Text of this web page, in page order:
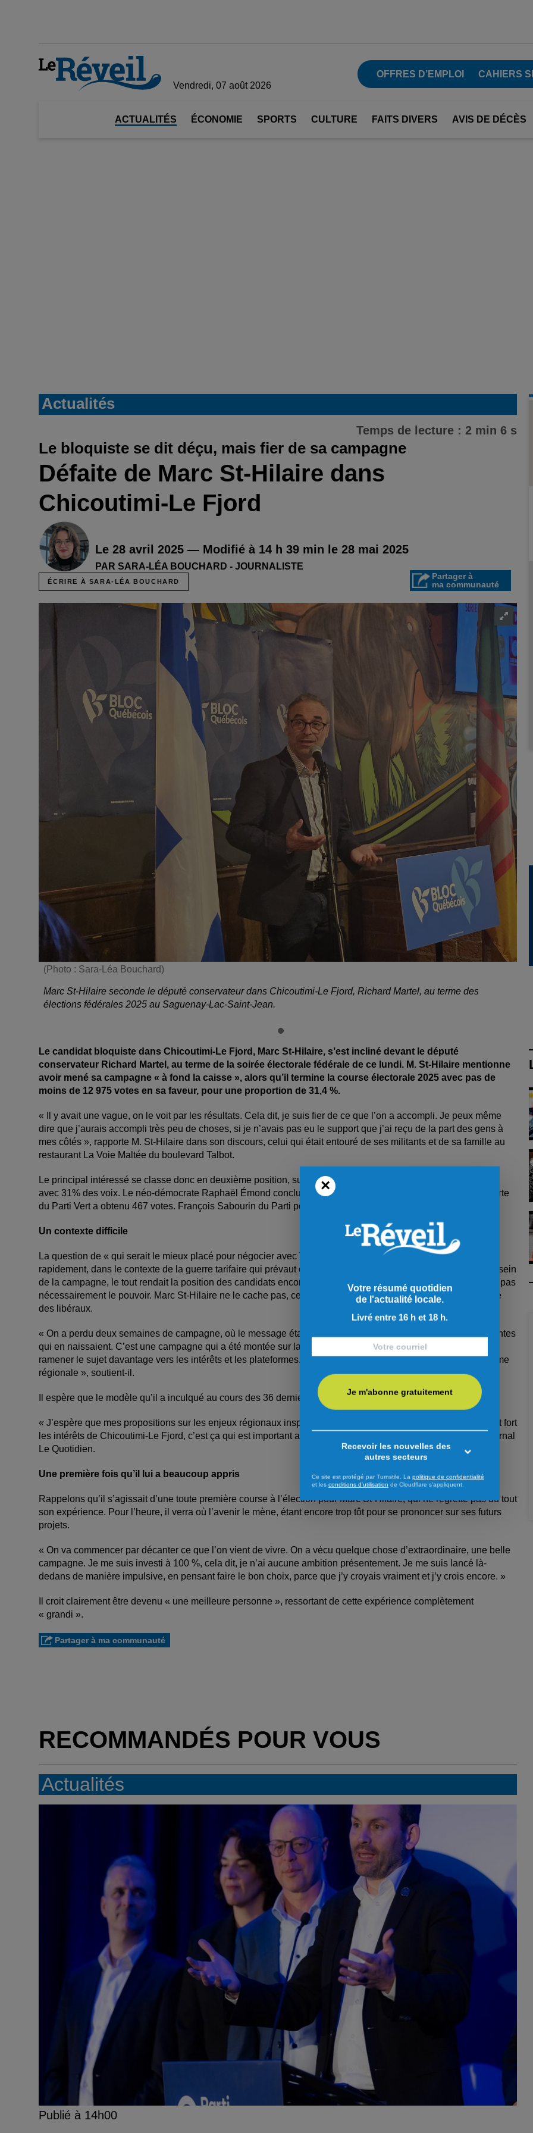
Vendredi, 07 août 2026
OFFRES D’EMPLOI CAHIERS
ACTUALITÉS ÉCONOMIE SPORTS CULTURE FAITS DIVERS AVIS DE DÉCÈS
Actualités
Temps de lecture : 2 min 6 s
Le bloquiste se dit déçu, mais fier de sa campagne
Défaite de Marc St-Hilaire dans
Chicoutimi-Le Fjord
Le 28 avril 2025 — Modifié à 14 h 39 min le 28 mai 2025
PAR SARA-LÉA BOUCHARD - JOURNALISTE
ÉCRIRE À SARA-LÉA BOUCHARD
Partager à
ma communauté
(Photo : Sara-Léa Bouchard)
Marc St-Hilaire seconde le député conservateur dans Chicoutimi-Le Fjord, Richard Martel, au terme des
élections fédérales 2025 au Saguenay-Lac-Saint-Jean.
Le candidat bloquiste dans Chicoutimi-Le Fjord, Marc St-Hilaire, s’est incliné devant le député
conservateur Richard Martel, au terme de la soirée électorale fédérale de ce lundi. M. St-Hilaire mentionne
avoir mené sa campagne « à fond la caisse », alors qu’il termine la course électorale 2025 avec pas de
moins de 12 975 votes en sa faveur, pour une proportion de 31,4 %.
« Il y avait une vague, on le voit par les résultats. Cela dit, je suis fier de ce que l’on a accompli. Je peux même
dire que j’aurais accompli très peu de choses, si je n’avais pas eu le support que j’ai reçu de la part des gens à
mes côtés », rapporte M. St-Hilaire dans son discours, celui qui était entouré de ses militants et de sa famille au
restaurant La Voie Maltée du boulevard Talbot.
Le principal intéressé se classe donc en deuxième position, suivi du libéral Stéphane Proulx, qui a terminé 3
avec 31% des voix. Le néo-démocrate Raphaël Émond conclut sa course avec 975 votes, alors qu’Yves Laporte
du Parti Vert a obtenu 467 votes. François Sabourin du Parti populaire ferme la marche avec 335 votes.
Un contexte difficile
La question de « qui serait le mieux placé pour négocier avec Trump » est entrée dans les débats assez
rapidement, dans le contexte de la guerre tarifaire qui prévaut entre les États-Unis et le Canada. Toutefois, au sein
de la campagne, le tout rendait la position des candidats encore plus difficile, un enjeu sur lequel ils n’avaient pas
nécessairement le pouvoir. Marc St-Hilaire ne le cache pas, cette question est la raison de la montée en flèche
des libéraux.
« On a perdu deux semaines de campagne, où le message était complètement occulté par les tarifs et les craintes
qui en naissaient. C’est une campagne qui a été montée sur la peur. Un délai nous a quand même permis de
ramener le sujet davantage vers les intérêts et les plateformes. On est les seuls à avoir présenter une plateforme
régionale », soutient-il.
Il espère que le modèle qu’il a inculqué au cours des 36 derniers jours bénéficiera à Richard Martel.
« J’espère que mes propositions sur les enjeux régionaux inspireront M. Martel, pour qu’il puisse porter haut et fort
les intérêts de Chicoutimi-Le Fjord, c’est ça qui est important au bout de la ligne », assure l’ex-directeur du journal
Le Quotidien.
Une première fois qu’il lui a beaucoup appris
Rappelons qu’il s’agissait d’une toute première course à l’élection pour Marc St-Hilaire, qui ne regrette pas du tout
son expérience. Pour l’heure, il verra où l’avenir le mène, étant encore trop tôt pour se prononcer sur ses futurs
projets.
« On va commencer par décanter ce que l’on vient de vivre. On a vécu quelque chose d’extraordinaire, une belle
campagne. Je me suis investi à 100 %, cela dit, je n’ai aucune ambition présentement. Je me suis lancé là-
dedans de manière impulsive, en pensant faire le bon choix, parce que j’y croyais vraiment et j’y crois encore. »
Il croit clairement être devenu « une meilleure personne », ressortant de cette expérience complètement
« grandi ».
Partager à ma communauté
RECOMMANDÉS POUR VOUS
Actualités
Publié à 14h00
×
Votre résumé quotidien
de l'actualité locale.
Livré entre 16 h et 18 h.
Je m'abonne gratuitement
Recevoir les nouvelles des
autres secteurs
Ce site est protégé par Turnstile. La politique de confidentialité
et les conditions d'utilisation de Cloudflare s'appliquent.